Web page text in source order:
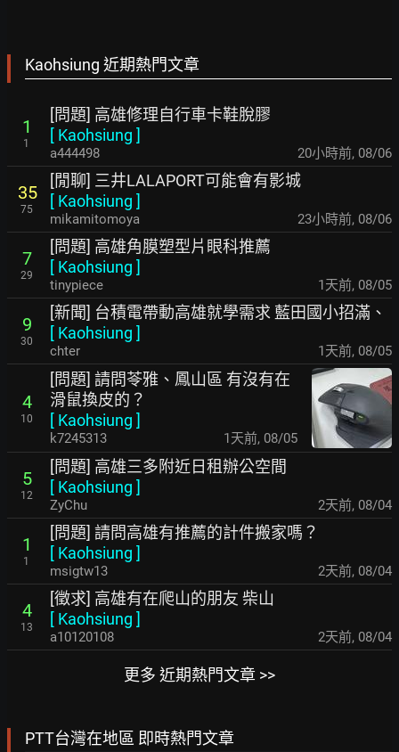
Kaohsiung 近期熱門文章
1
1
[問題] 高雄修理自行車卡鞋脫膠
[ Kaohsiung ]
a444498 20小時前, 08/06
35
75
[閒聊] 三井LALAPORT可能會有影城
[ Kaohsiung ]
mikamitomoya 23小時前, 08/06
7
29
[問題] 高雄角膜塑型片眼科推薦
[ Kaohsiung ]
tinypiece 1天前, 08/05
9
30
[新聞] 台積電帶動高雄就學需求 藍田國小招滿、
[ Kaohsiung ]
chter 1天前, 08/05
4
10
[問題] 請問苓雅、鳳山區 有沒有在
滑鼠換皮的？
[ Kaohsiung ]
k7245313 1天前, 08/05
5
12
[問題] 高雄三多附近日租辦公空間
[ Kaohsiung ]
ZyChu 2天前, 08/04
1
1
[問題] 請問高雄有推薦的計件搬家嗎？
[ Kaohsiung ]
msigtw13 2天前, 08/04
4
13
[徵求] 高雄有在爬山的朋友 柴山
[ Kaohsiung ]
a10120108 2天前, 08/04
更多 近期熱門文章 >>
PTT台灣在地區 即時熱門文章